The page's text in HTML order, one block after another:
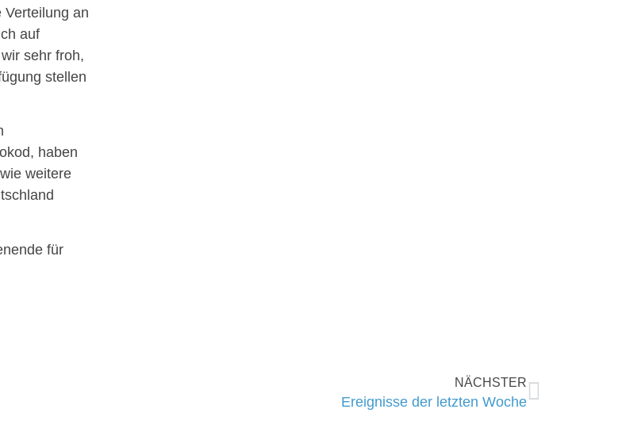
Verteilung an
auf
sehr froh,
stellen
haben
weitere
für
NÄCHSTER
Ereignisse der letzten Woche